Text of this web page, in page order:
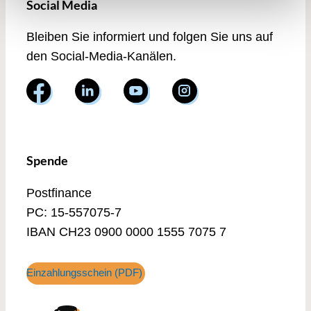
Social Media
Bleiben Sie informiert und folgen Sie uns auf
den Social-Media-Kanälen.
Spende
Postfinance
PC: 15-557075-7
IBAN CH23 0900 0000 1555 7075 7
Einzahlungsschein (PDF)